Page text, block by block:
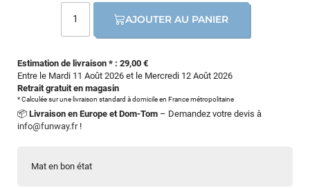
Mat en bon état
Estimation de livraison * : 29,00 €
Entre le Mardi 11 Août 2026 et le Mercredi 12 Août 2026
Retrait gratuit en magasin
* Calculée sur une livraison standard à domicile en France métropolitaine
📦 Livraison en Europe et Dom-Tom – Demandez votre devis à
info@funway.fr!
AJOUTER AU PANIER